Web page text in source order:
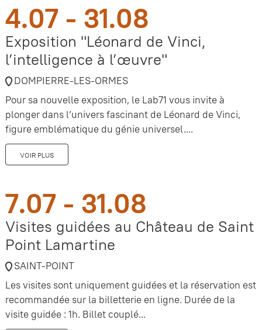
4.07 - 31.08
Exposition "Léonard de Vinci,
l’intelligence à l’œuvre"
DOMPIERRE-LES-ORMES
Pour sa nouvelle exposition, le Lab71 vous invite à
plonger dans l’univers fascinant de Léonard de Vinci,
figure emblématique du génie universel....
VOIR PLUS
7.07 - 31.08
Visites guidées au Château de Saint
Point Lamartine
SAINT-POINT
Les visites sont uniquement guidées et la réservation est
recommandée sur la billetterie en ligne. Durée de la
visite guidée : 1h. Billet couplé...